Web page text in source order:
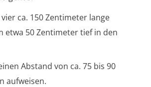
ca. 150 Zentimeter lange
etwa 50 Zentimeter tief in den
Abstand von ca. 75 bis 90
aufweisen.